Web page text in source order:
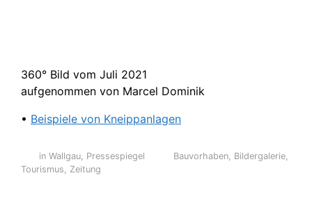
360° Bild vom Juli 2021
aufgenommen von Marcel Dominik
• Beispiele von Kneippanlagen
in Wallgau, Pressespiegel Bauvorhaben, Bildergalerie,
Tourismus, Zeitung